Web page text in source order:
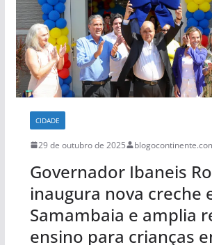
CIDADE
29 de outubro de 2025
Governador Ibaneis
inaugura nova creche
Samambaia e amplia
ensino para crianças